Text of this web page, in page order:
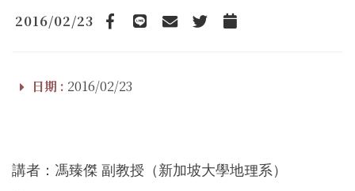
2016/02/23
Facebook
line emailTwitterAdd to Calendar
日期 : 2016/02/23
講者：馮臻傑 副教授（新加坡大學地理系）